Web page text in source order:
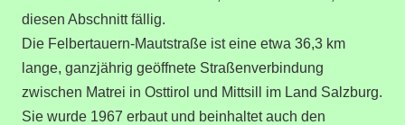
diesen Abschnitt fällig.
Die Felbertauern-Mautstraße ist eine etwa 36,3 km
lange, ganzjährig geöffnete Straßenverbindung
zwischen Matrei in Osttirol und Mittsill im Land Salzburg.
Sie wurde 1967 erbaut und beinhaltet auch den